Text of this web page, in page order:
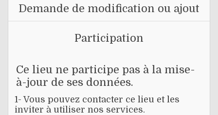
Demande de modification ou ajout
Participation
Ce lieu ne participe pas à la mise-
à-jour de ses données.
1- Vous pouvez contacter ce lieu et les
inviter à utiliser nos services.